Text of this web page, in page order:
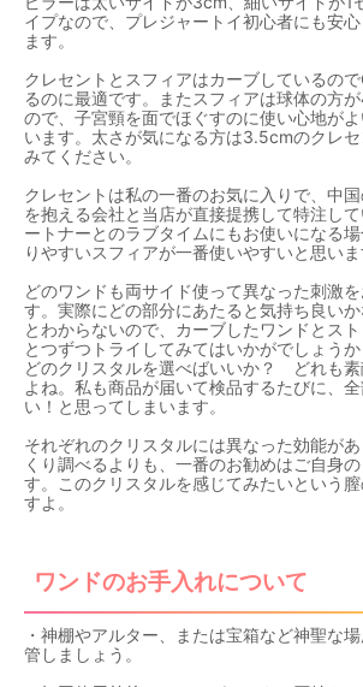
イプなので、プレジャートイ初心者にも安
ます。
クレセントとスフィアはカーブしているの
るのに最適です。またスフィアは球体の方
ので、子宮頸を面でほぐすのに使い心地が
います。太さが気になる方は3.5cmのクレ
みてください。
クレセントは私の一番のお気に入りで、中
を抱える会社と当店が直接提携して特注し
ートナーとのラブタイムにもお使いになる
りやすいスフィアが一番使いやすいと思いま
どのワンドも両サイド使って異なった刺激
す。実際にどの部分にあたると気持ち良い
とわからないので、カーブしたワンドとス
とつずつトライしてみてはいかがでしょうか
どのクリスタルを選べばいいか？ どれも
よね。私も商品が届いて検品するたびに、
い！と思ってしまいます。
それぞれのクリスタルには異なった効能が
くり調べるよりも、一番のお勧めはご自身
す。このクリスタルを感じてみたいという
すよ。
ワンドのお手入れについて
・神棚やアルター、または宝箱など神聖な
管しましょう。